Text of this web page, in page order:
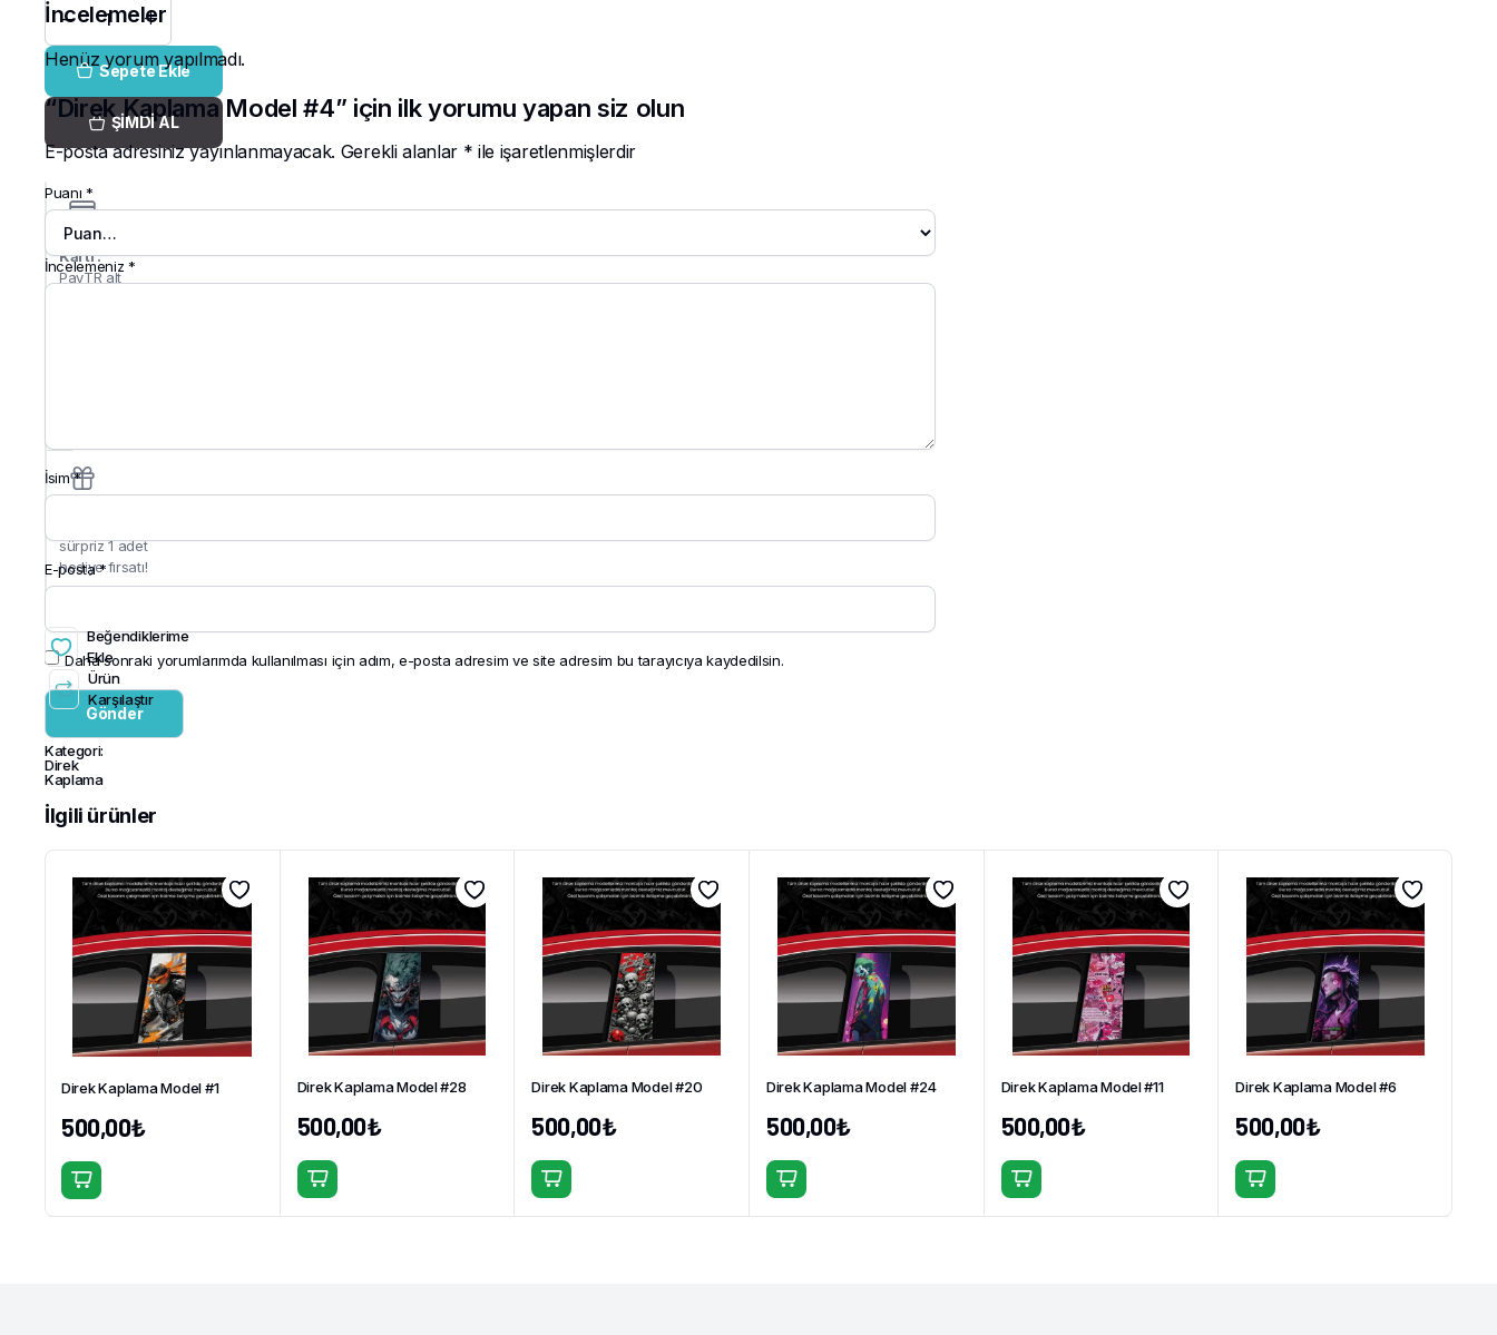
Direk
Kaplama
Model
#4
adet
Sepete Ekle
ŞİMDİ AL
Kredi
Kartı :
PayTR alt
sürpriz 1 adet
hediye fırsatı!
Beğendiklerime
Ekle
Ürün
Karşılaştır
Kategori:
Direk
Kaplama
İncelemeler
Henüz yorum yapılmadı.
“Direk Kaplama Model #4” için ilk yorumu yapan siz olun
E-posta adresiniz yayınlanmayacak. Gerekli alanlar * ile işaretlenmişlerdir
Puanı *
İncelemeniz *
İsim*
E-posta*
Daha sonraki yorumlarımda kullanılması için adım, e-posta adresim ve site adresim bu tarayıcıya kaydedilsin.
İlgili ürünler
Direk Kaplama Model #1
500,00₺
Direk Kaplama Model #28
500,00₺
Direk Kaplama Model #20
500,00₺
Direk Kaplama Model #24
500,00₺
Direk Kaplama Model #11
500,00₺
Direk Kaplama Model #6
500,00₺